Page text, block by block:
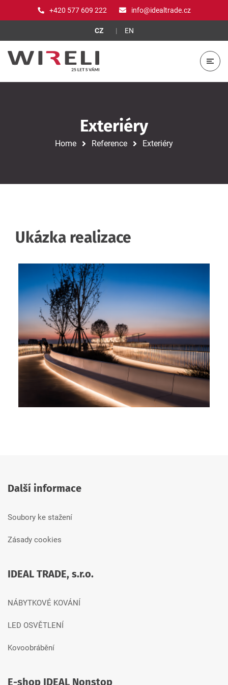
+420 577 609 222 info@idealtrade.cz
CZ EN
Exteriéry
Home Reference Exteriéry
Ukázka realizace
Další informace
Soubory ke stažení
Zásady cookies
IDEAL TRADE, s.r.o.
NÁBYTKOVÉ KOVÁNÍ
LED OSVĚTLENÍ
Kovoobrábění
E-shop IDEAL Nonstop